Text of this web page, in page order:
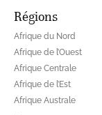
Régions
Afrique du Nord
Afrique de l’Ouest
Afrique Centrale
Afrique de l’Est
Afrique Australe